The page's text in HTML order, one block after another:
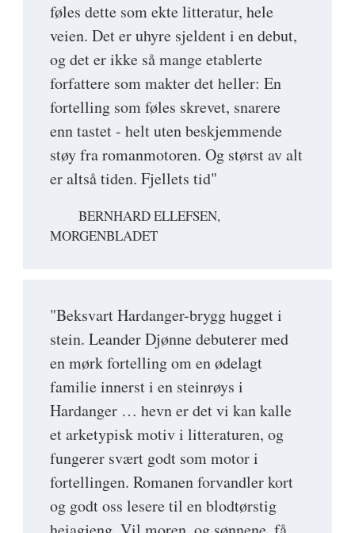
føles dette som ekte litteratur, hele
veien. Det er uhyre sjeldent i en debut,
og det er ikke så mange etablerte
forfattere som makter det heller: En
fortelling som føles skrevet, snarere
enn tastet - helt uten beskjemmende
støy fra romanmotoren. Og størst av alt
er altså tiden. Fjellets tid"
BERNHARD ELLEFSEN,
MORGENBLADET
"Beksvart Hardanger-brygg hugget i
stein. Leander Djønne debuterer med
en mørk fortelling om en ødelagt
familie innerst i en steinrøys i
Hardanger … hevn er det vi kan kalle
et arketypisk motiv i litteraturen, og
fungerer svært godt som motor i
fortellingen. Romanen forvandler kort
og godt oss lesere til en blodtørstig